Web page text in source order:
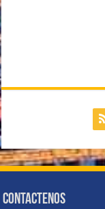
Contactenos